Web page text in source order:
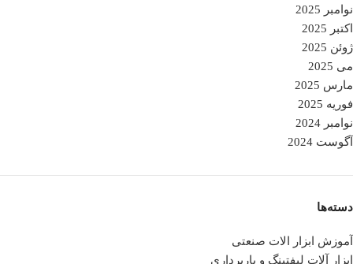
نوامبر 2025
اکتبر 2025
ژوئن 2025
می 2025
مارس 2025
فوریه 2025
نوامبر 2024
آگوست 2024
دسته‌ها
آموزش ابزار الات صنعتی
ابزار آلات لیفتینگ و باربرداری